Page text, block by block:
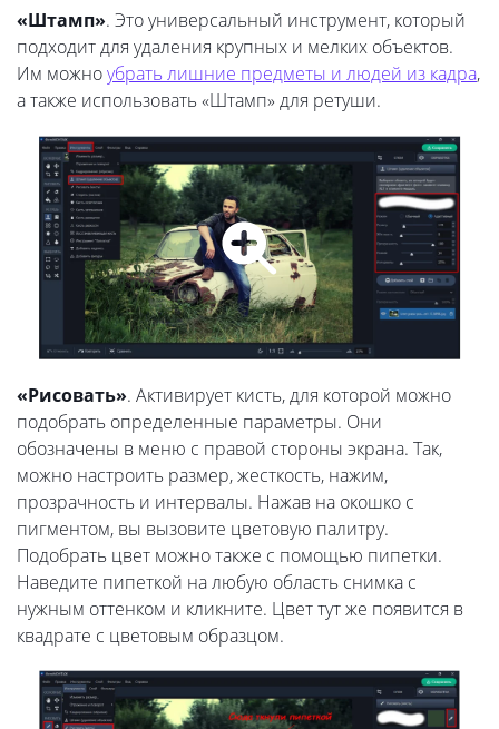
«Штамп». Это универсальный инструмент, который
подходит для удаления крупных и мелких объектов.
Им можноубрать лишние предметы и людей из кадра,
а также использовать «Штамп» для ретуши.
«Рисовать». Активирует кисть, для которой можно
подобрать определенные параметры. Они
обозначены в меню с правой стороны экрана. Так,
можно настроить размер, жесткость, нажим,
прозрачность и интервалы. Нажав на окошко с
пигментом, вы вызовите цветовую палитру.
Подобрать цвет можно также с помощью пипетки.
Наведите пипеткой на любую область снимка с
нужным оттенком и кликните. Цвет тут же появится в
квадрате с цветовым образцом.